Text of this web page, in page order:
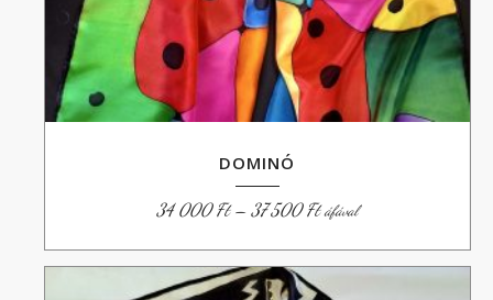
DOMINÓ
34 000Ft – 37 500FtÁrtartomány:
34
500 Ft
áfával